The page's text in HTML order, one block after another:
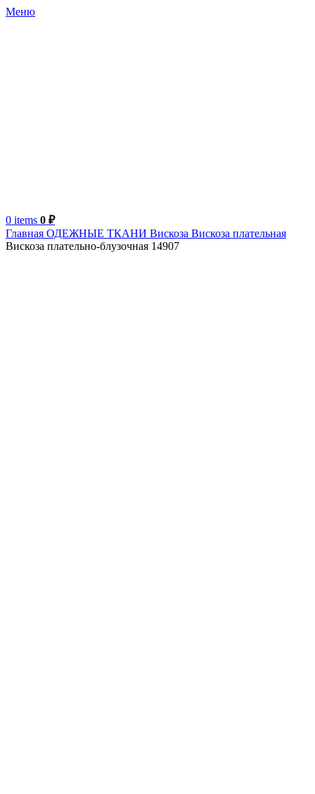
Меню
0 items 0 ₽
Главная ОДЕЖНЫЕ ТКАНИ Вискоза Вискоза плательная
Вискоза плательно-блузочная 14907